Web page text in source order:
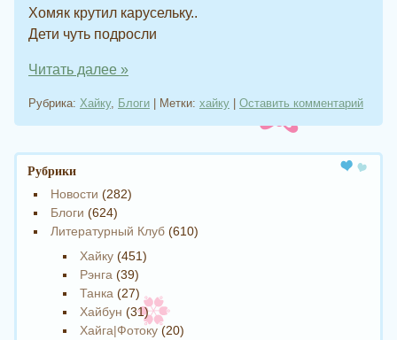
Хомяк крутил карусельку..
Дети чуть подросли
Читать далее »
Рубрика: Хайку, Блоги Метки: хайку Оставить комментарий
Навигация записи
Рубрики
Новости (282)
Блоги (624)
Литературный Клуб (610)
Хайку (451)
Рэнга (39)
Танка (27)
Хайбун (31)
Хайга|Фотоку (20)